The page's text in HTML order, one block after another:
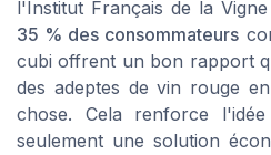
l'Institut Français de la
35 % des consommateurs
cubi offrent un bon rapport
des adeptes de vin rouge
chose. Cela renforce
seulement une solution